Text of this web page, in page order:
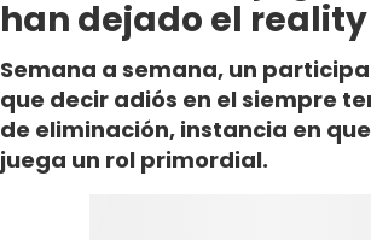
han dejado el reality
Semana a semana, un
que decir adiós en el siempre
de eliminación, instancia en
juega un rol primordial.